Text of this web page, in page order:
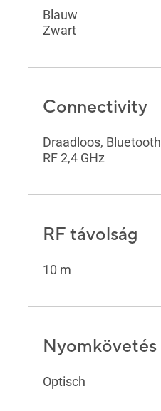
Blauw
Zwart
Connectivity
Draadloos, Bluetooth
RF 2,4 GHz
RF távolság
10 m
Nyomkövetés
Optisch